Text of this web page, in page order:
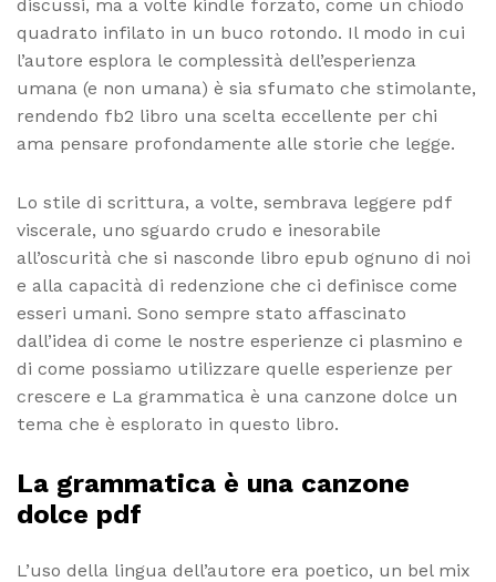
discussi, ma a volte kindle forzato, come un chiodo
quadrato infilato in un buco rotondo. Il modo in cui
l’autore esplora le complessità dell’esperienza
umana (e non umana) è sia sfumato che stimolante,
rendendo fb2 libro una scelta eccellente per chi
ama pensare profondamente alle storie che legge.
Lo stile di scrittura, a volte, sembrava leggere pdf
viscerale, uno sguardo crudo e inesorabile
all’oscurità che si nasconde libro epub ognuno di noi
e alla capacità di redenzione che ci definisce come
esseri umani. Sono sempre stato affascinato
dall’idea di come le nostre esperienze ci plasmino e
di come possiamo utilizzare quelle esperienze per
crescere e La grammatica è una canzone dolce un
tema che è esplorato in questo libro.
La grammatica è una canzone
dolce pdf
L’uso della lingua dell’autore era poetico, un bel mix